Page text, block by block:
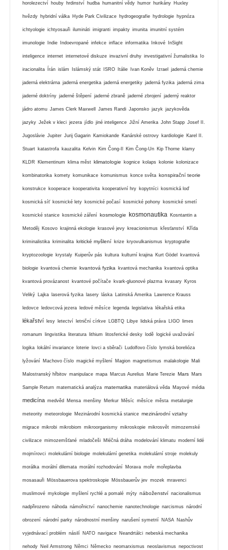
horolezectví houby hrdinství hudba humanitní vědy humor hurikány Huxley
hvězdy hybridní válka Hyde Park Civilizace hydrogeografie hydrologie hypnóza
ichtyologie ichtyosauři ilumináti imigranti impakty imunita imunitní systém
imunologie Indie Indoevropané infekce inflace informatika Inkové InSight
inteligence internet internetové diskuze invazivní druhy investigativní žurnalistika Io
iracionalita Írán islám Islámský stát ISRO Itálie Ivan Koněv Izrael jaderná chemie
jaderná elektrárna jaderná energetika jaderná energetiky jaderná fyzika jaderná zima
jaderné doktríny jaderné štěpení jaderné zbraně jaderné zbrojení jaderný reaktor
jádro atomu James Clerk Maxwell James Randi Japonsko jazyk jazykověda
jazyky Ježek v kleci jezera jídlo jiné inteligence Jižní Amerika John Stapp Josef II.
Jugoslávie Jupiter Jurij Gagarin Kamiokande Kanárské ostrovy kardiologie Karel II.
Stuart katastrofa kauzalita Kelvin Kim Čong-Il Kim Čong-Un Kip Thorne klamy
KLDR Klementinum klima měst klimatologie kognice kolaps kolonie kolonizace
kombinatorika komety komunikace komunismus konce světa konspirační teorie
konstrukce kooperace kooperativita kooperativní hry kopytníci kosmická loď
kosmická síť kosmické lety kosmické počasí kosmické pohony kosmické smetí
kosmické stanice kosmické záření kosmologie kosmonautika Kosntantin a
Metoděj Kosovo krajinná ekologie krasové jevy kreacionismus křesťanství Křída
kriminalistika kriminalita kritické myšlení krize kryovulkanismus kryptografie
kryptozoologie krystaly Kuiperův pás kultura kulturní krajina Kurt Gödel kvantová
biologie kvantová chemie kvantová fyzika kvantová mechanika kvantová optika
kvantová provázanost kvantové počítače kvark-gluonové plazma kvasary Kyros
Veliký Lajka laserová fyzika lasery láska Latinská Amerika Lawrence Krauss
ledovce ledovcová jezera ledové měsíce legenda legislativa lékařská etika
lékařství lesy letectví letniční církve LGBTQ Libye lidská práva LIGO limes
romanum lingvistika literatura lithium litosferické desky lodě logické uvažování
logika lokální invariance loterie lovci a sběrači Ludolfovo číslo lymská borelióza
lyžování Machovo číslo magické myšlení Magion magnetismus malakologie Mali
Malostranský hřbitov manipulace mapa Marcus Aurelius Marie Terezie Mars Mars
Sample Return matematická analýza matematika materiálová věda Mayové média
medicína medvěd Mensa menšiny Merkur Měsíc měsíce města metalurgie
meteority meteorologie Mezinárodní kosmická stanice mezinárodní vztahy
migrace mikrobi mikrobiom mikroorganismy mikroskopie mikrosvět mimozemské
civilizace mimozemšťané mladočeši Mléčná dráha modelování klimatu moderní lidé
mojmírovci molekulární biologie molekulární genetika molekulární stroje molekuly
morálka morální dilemata morální rozhodování Morava moře mořeplavba
mosasauři Mössbauerova spektroskopie Mössbauerův jev mozek mravenci
muslimové mykologie myšlení rychlé a pomalé mýty náboženství nacionalismus
nadpřirozeno náhoda námořnictví nanochemie nanotechnologie narcismus národní
obrození národní parky národnostní menšiny narušení symetrií NASA Nashův
vyjednávací problém násilí NATO navigace Neandrtálci nebeská mechanika
nehody Neil Armstrong Němci Německo neomarxismus neoslavismus nepoctivost